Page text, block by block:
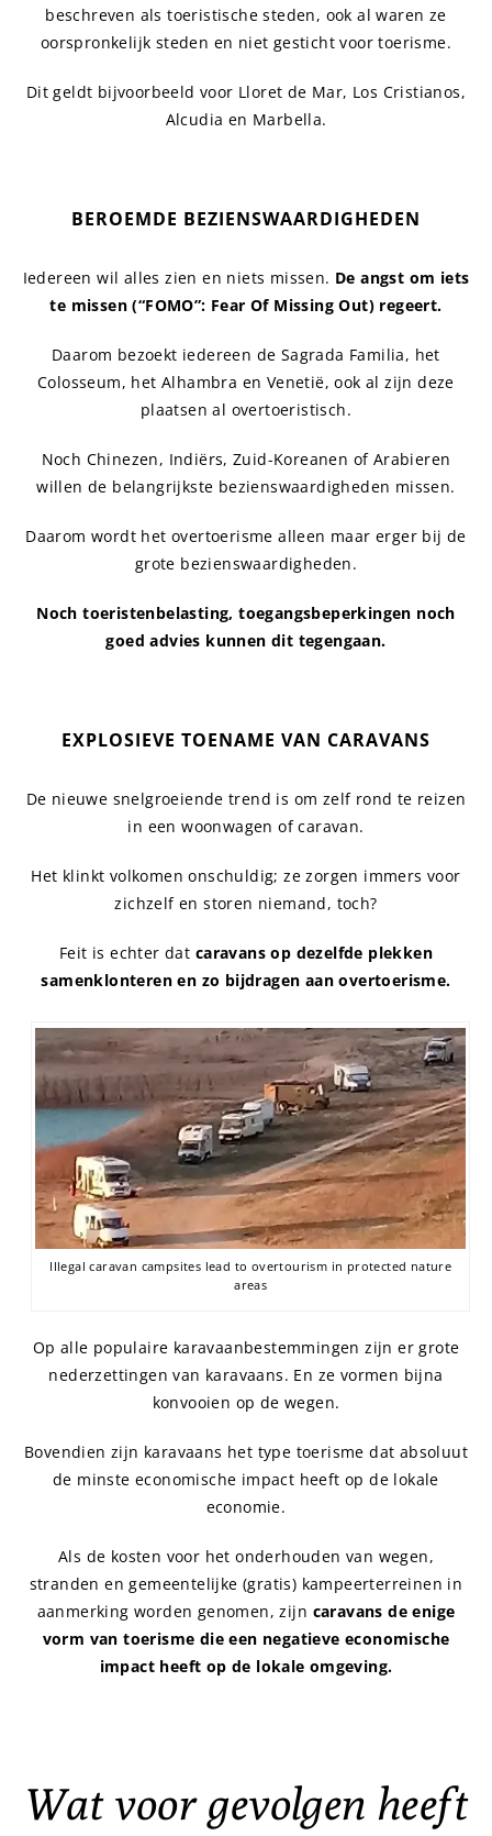
beschreven als toeristische steden, ook al waren ze
oorspronkelijk steden en niet gesticht voor toerisme.
Dit geldt bijvoorbeeld voor Lloret de Mar, Los Cristianos,
Alcudia en Marbella.
BEROEMDE BEZIENSWAARDIGHEDEN
Iedereen wil alles zien en niets missen. De angst om iets
te missen (“FOMO”: Fear Of Missing Out) regeert.
Daarom bezoekt iedereen de Sagrada Familia, het
Colosseum, het Alhambra en Venetië, ook al zijn deze
plaatsen al overtoeristisch.
Noch Chinezen, Indiërs, Zuid-Koreanen of Arabieren
willen de belangrijkste bezienswaardigheden missen.
Daarom wordt het overtoerisme alleen maar erger bij de
grote bezienswaardigheden.
Noch toeristenbelasting, toegangsbeperkingen noch
goed advies kunnen dit tegengaan.
EXPLOSIEVE TOENAME VAN CARAVANS
De nieuwe snelgroeiende trend is om zelf rond te reizen
in een woonwagen of caravan.
Het klinkt volkomen onschuldig; ze zorgen immers voor
zichzelf en storen niemand, toch?
Feit is echter dat caravans op dezelfde plekken
samenklonteren en zo bijdragen aan overtoerisme.
Illegal caravan campsites lead to overtourism in protected nature
areas
Op alle populaire karavaanbestemmingen zijn er grote
nederzettingen van karavaans. En ze vormen bijna
konvooien op de wegen.
Bovendien zijn karavaans het type toerisme dat absoluut
de minste economische impact heeft op de lokale
economie.
Als de kosten voor het onderhouden van wegen,
stranden en gemeentelijke (gratis) kampeerterreinen in
aanmerking worden genomen, zijn caravans de enige
vorm van toerisme die een negatieve economische
impact heeft op de lokale omgeving.
Wat voor gevolgen heeft